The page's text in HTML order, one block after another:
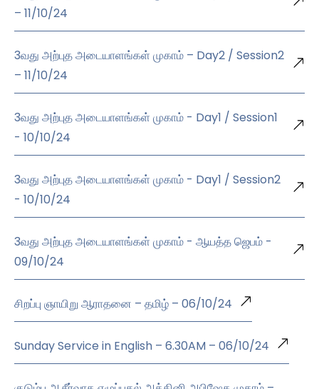
– 11/10/24
3வது அற்புத அடையாளங்கள் முகாம் – Day2 / Session2
– 11/10/24
3வது அற்புத அடையாளங்கள் முகாம் - Day1 / Session1
- 10/10/24
3வது அற்புத அடையாளங்கள் முகாம் - Day1 / Session2
- 10/10/24
3வது அற்புத அடையாளங்கள் முகாம் - ஆயத்த ஜெபம் -
09/10/24
சிறப்பு ஞாயிறு ஆராதனை – தமிழ் – 06/10/24
Sunday Service in English – 6.30AM – 06/10/24